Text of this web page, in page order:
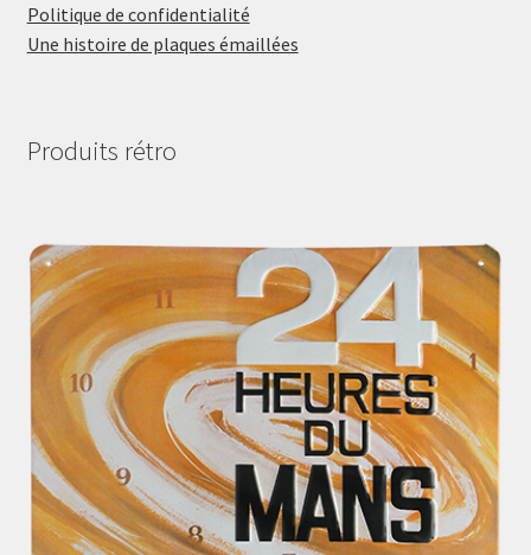
Politique de confidentialité
Une histoire de plaques émaillées
Produits rétro